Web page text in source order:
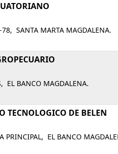
SANTA MARTA MAGDALENA.
EL BANCO MAGDALENA.
TECNOLOGICO DE BELEN
PRINCIPAL, EL BANCO